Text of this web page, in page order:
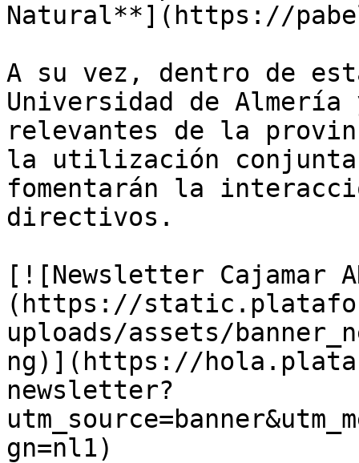
Natural**](https://
A su vez, dentro de
Universidad de
relevantes de la
la utilización
fomentarán la
directivos.
[![Newsletter Cajamar
(https://
uploads/assets/
ng)](https://
newsletter?
gn=nl1)